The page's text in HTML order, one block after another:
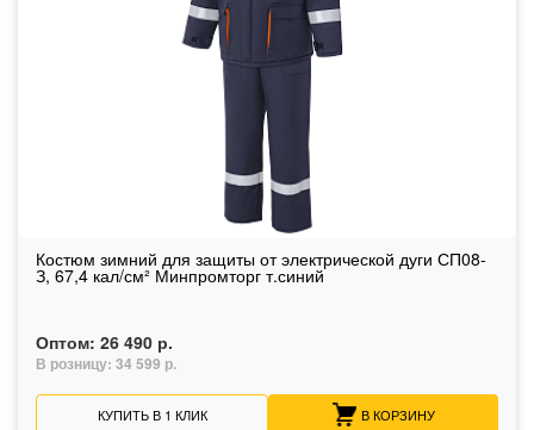
Костюм зимний для защиты от электрической дуги СП08-
З, 67,4 кал/см² Минпромторг т.синий
Оптом: 26 490 р.
В розницу: 34 599 р.
КУПИТЬ В 1 КЛИК В КОРЗИНУ